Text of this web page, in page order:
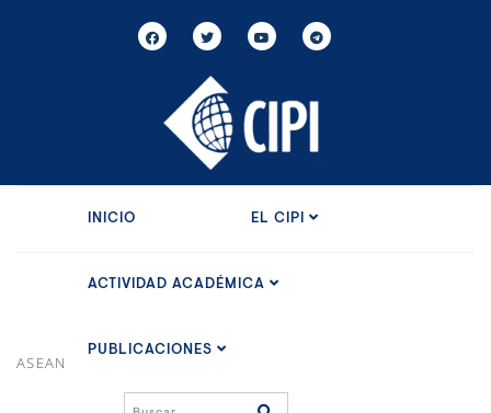
INICIO EL CIPI
ACTIVIDAD ACADÉMICA
PUBLICACIONES
ASEAN